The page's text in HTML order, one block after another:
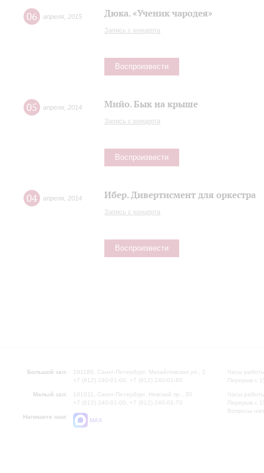
06 апреля 2015 Дюка. «Ученик чародея»
Запись с концерта
Воспроизвести
05 апреля 2014 Мийо. Бык на крыше
Запись с концерта
Воспроизвести
04 апреля 2014 Ибер. Дивертисмент для оркестра
Запись с концерта
Воспроизвести
Большой зал:
191186, Санкт-Петербург, Михайловская ул., 2
+7 (812) 240-01-00, +7 (812) 240-01-80
Малый зал:
191011, Санкт-Петербург, Невский пр., 30
+7 (812) 240-01-00, +7 (812) 240-01-70
Напишите нам:
MAX
Часы
Перерыв с
Часы
Перерыв с
Вопросы